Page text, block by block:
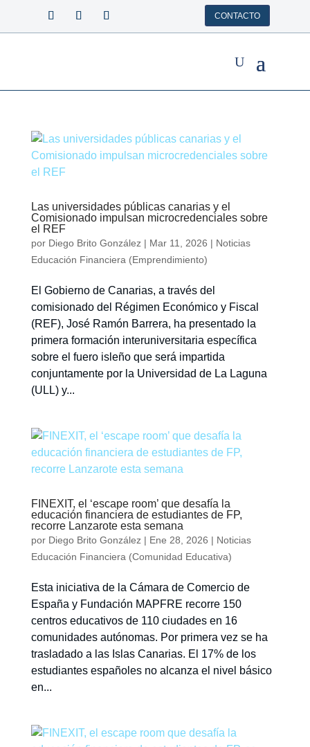
CONTACTO
Las universidades públicas canarias y el
Comisionado impulsan microcredenciales sobre
el REF
por Diego Brito González| Mar 11, 2026 | Noticias
Educación Financiera (Emprendimiento)
El Gobierno de Canarias, a través del
comisionado del Régimen Económico y Fiscal
(REF), José Ramón Barrera, ha presentado la
primera formación interuniversitaria específica
sobre el fuero isleño que será impartida
conjuntamente por la Universidad de La Laguna
(ULL) y...
FINEXIT, el ‘escape room’ que desafía la
educación financiera de estudiantes de FP,
recorre Lanzarote esta semana
por Diego Brito González| Ene 28, 2026 | Noticias
Educación Financiera (Comunidad Educativa)
Esta iniciativa de la Cámara de Comercio de
España y Fundación MAPFRE recorre 150
centros educativos de 110 ciudades en 16
comunidades autónomas. Por primera vez se ha
trasladado a las Islas Canarias. El 17% de los
estudiantes españoles no alcanza el nivel básico
en...